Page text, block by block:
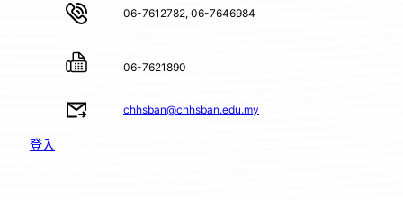
06-7612782, 06-7646984
06-7621890
chhsban@chhsban.edu.my
登入